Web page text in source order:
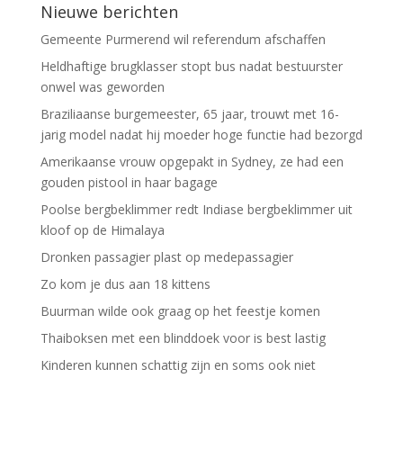
Nieuwe berichten
Gemeente Purmerend wil referendum afschaffen
Heldhaftige brugklasser stopt bus nadat bestuurster
onwel was geworden
Braziliaanse burgemeester, 65 jaar, trouwt met 16-
jarig model nadat hij moeder hoge functie had bezorgd
Amerikaanse vrouw opgepakt in Sydney, ze had een
gouden pistool in haar bagage
Poolse bergbeklimmer redt Indiase bergbeklimmer uit
kloof op de Himalaya
Dronken passagier plast op medepassagier
Zo kom je dus aan 18 kittens
Buurman wilde ook graag op het feestje komen
Thaiboksen met een blinddoek voor is best lastig
Kinderen kunnen schattig zijn en soms ook niet